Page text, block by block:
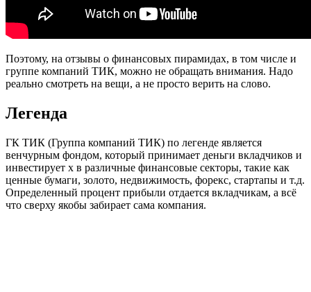
Поэтому, на отзывы о финансовых пирамидах, в том числе и
группе компаний ТИК, можно не обращать внимания. Надо
реально смотреть на вещи, а не просто верить на слово.
Легенда
ГК ТИК (Группа компаний ТИК) по легенде является
венчурным фондом, который принимает деньги вкладчиков и
инвестирует х в различные финансовые секторы, такие как
ценные бумаги, золото, недвижимость, форекс, стартапы и т.д.
Определенный процент прибыли отдается вкладчикам, а всё
что сверху якобы забирает сама компания.